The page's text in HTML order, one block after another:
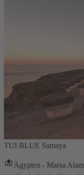
TUI BLUE Samaya
Ägypten - Marsa Alam